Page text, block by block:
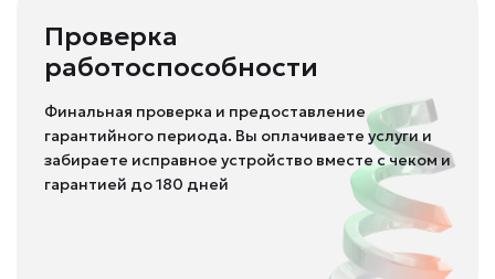
Проверка
работоспособности
Финальная проверка и предоставление
гарантийного периода. Вы оплачиваете услуги и
забираете исправное устройство вместе с чеком и
гарантией до 180 дней